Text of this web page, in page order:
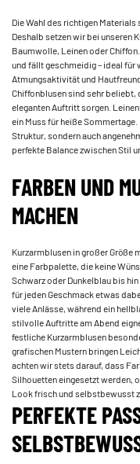
Die Wahl des richtigen
Deshalb setzen wir bei unseren
Baumwolle, Leinen oder
und fällt geschmeidig – ideal für
Atmungsaktivität und
Chiffonblusen sind sehr beliebt,
eleganten Auftritt sorgen.
ein Muss für heiße
Struktur, sondern auch
perfekte Balance zwischen Stil
FARBEN UND
MACHEN
Kurzarmblusen in großer Größe
eine Farbpalette, die keine
Schwarz oder Dunkelblau bis
für jeden Geschmack etwas
viele Anlässe, während ein
stilvolle Auftritte am Abend
festliche Kurzarmblusen
grafischen Mustern bringen
achten wir stets darauf, dass
Silhouetten eingesetzt werden,
Look frisch und selbstbewusst
PERFEKTE